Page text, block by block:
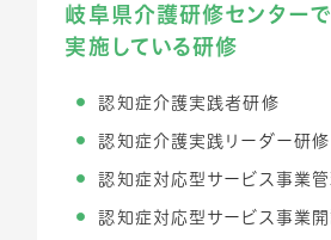
岐阜県介護研修センターで
実施している研修
認知症介護実践者研修
認知症介護実践リーダー研修
認知症対応型サービス事業
認知症対応型サービス事業